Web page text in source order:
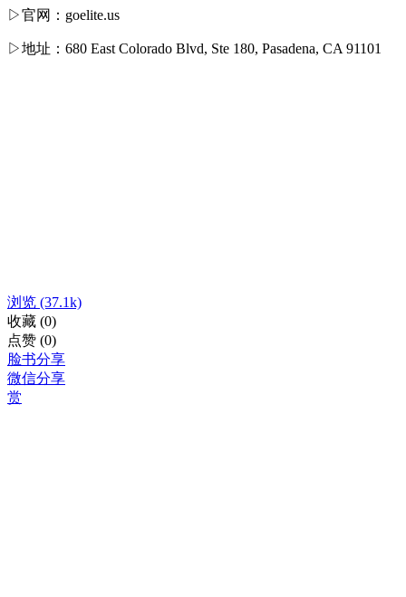
▷官网：goelite.us
▷地址：680 East Colorado Blvd, Ste 180, Pasadena, CA 91101
浏览 (37.1k)
收藏 (0)
点赞 (0)
脸书分享
微信分享
赏